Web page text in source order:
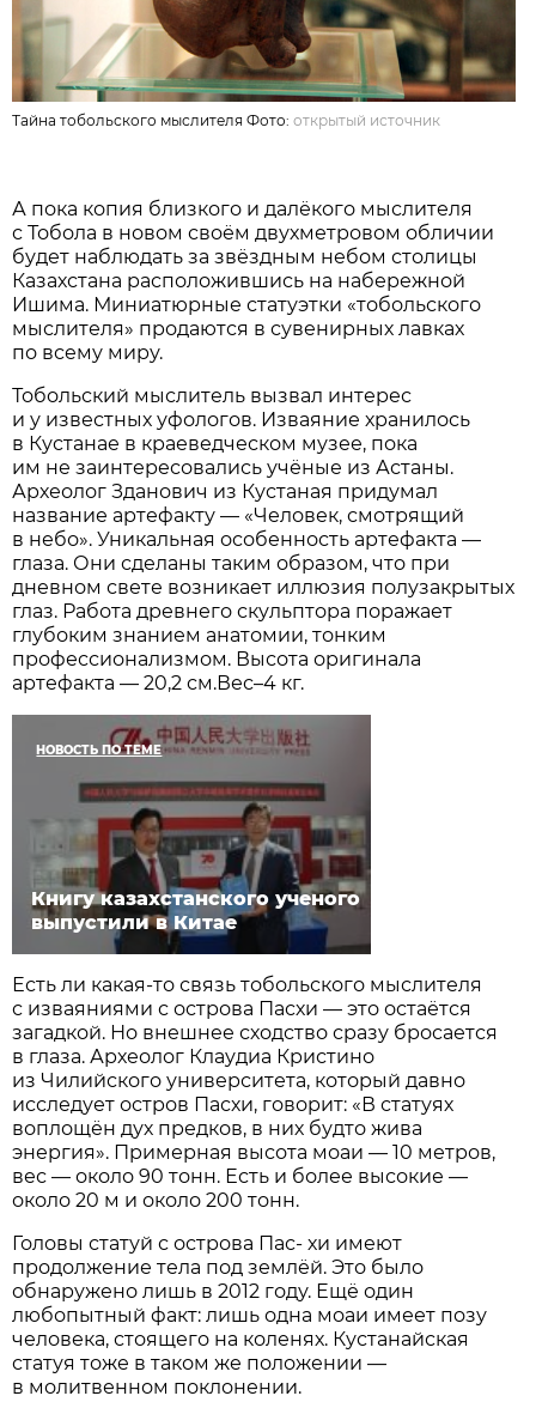
Тайна тобольского мыслителя Фото:открытый источник
А пока копия близкого и далёкого мыслителя
с Тобола в новом своём двухметровом обличии
будет наблюдать за звёздным небом столицы
Казахстана расположившись на набережной
Ишима. Миниатюрные статуэтки «тобольского
мыслителя» продаются в сувенирных лавках
по всему миру.
Тобольский мыслитель вызвал интерес
и у известных уфологов. Изваяние хранилось
в Кустанае в краеведческом музее, пока
им не заинтересовались учёные из Астаны.
Археолог Зданович из Кустаная придумал
название артефакту — «Человек, смотрящий
в небо». Уникальная особенность артефакта —
глаза. Они сделаны таким образом, что при
дневном свете возникает иллюзия полузакрытых
глаз. Работа древнего скульптора поражает
глубоким знанием анатомии, тонким
профессионализмом. Высота оригинала
артефакта — 20,2 см.Вес–4 кг.
НОВОСТЬ ПО ТЕМЕ
Книгу казахстанского ученого
выпустили в Китае
Есть ли какая-то связь тобольского мыслителя
с изваяниями с острова Пасхи — это остаётся
загадкой. Но внешнее сходство сразу бросается
в глаза. Археолог Клаудиа Кристино
из Чилийского университета, который давно
исследует остров Пасхи, говорит: «В статуях
воплощён дух предков, в них будто жива
энергия». Примерная высота моаи — 10 метров,
вес — около 90 тонн. Есть и более высокие —
около 20 м и около 200 тонн.
Головы статуй с острова Пас- хи имеют
продолжение тела под землёй. Это было
обнаружено лишь в 2012 году. Ещё один
любопытный факт: лишь одна моаи имеет позу
человека, стоящего на коленях. Кустанайская
статуя тоже в таком же положении —
в молитвенном поклонении.